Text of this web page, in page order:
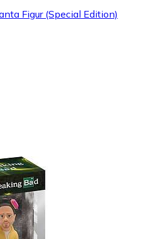
Figur (Special Edition)